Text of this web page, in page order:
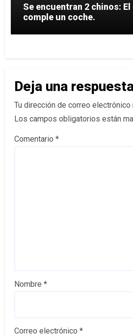
Se encuentran 2 chinos: El otlo día me
comple un coche.
Deja una
Tu dirección de correo electrónico
Los campos obligatorios están
Comentario *
Nombre *
Correo electrónico *